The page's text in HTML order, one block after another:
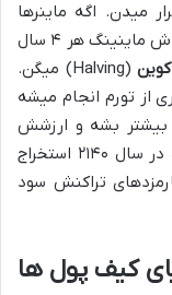
میدن. اگه ماینرها
نبودن، شبکه بیت کوین کار نمی کرد. این پاداش ماینینگ هر ۴ سال
(Halving) میگن.
از تورم انجام میشه
بشه و ارزشش
حفظ بشه. آخرین بیت کوین طبق محاسبات در سال ۲۱۴۰ استخراج
تراکنش سود
کیف پول ها